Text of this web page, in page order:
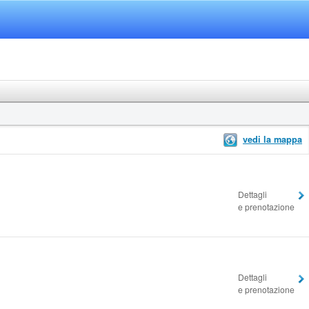
vedi la mappa
Dettagli
e prenotazione
Dettagli
e prenotazione